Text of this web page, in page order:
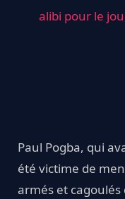
alibi pour le
Paul Pogba, qui
été victime de
armés et